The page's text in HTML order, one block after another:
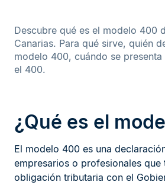
Descubre qué es el modelo 400
Canarias. Para qué sirve, quién
modelo 400, cuándo se
el 400.
¿Qué es el
El modelo 400 es una
empresarios o profesionales que
obligación tributaria con el